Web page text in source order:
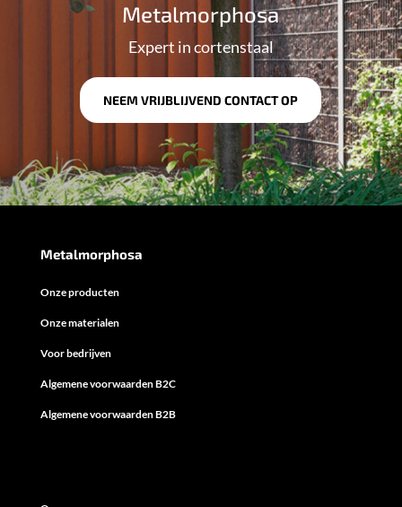
Metalmorphosa
Expert in cortenstaal
NEEM VRIJBLIJVEND CONTACT OP
Metalmorphosa
Onze producten
Onze materialen
Voor bedrijven
Algemene voorwaarden B2C
Algemene voorwaarden B2B